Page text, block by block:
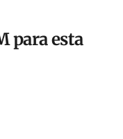
para esta